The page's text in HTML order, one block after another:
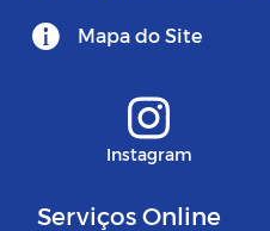
Mapa do Site
Instagram
Serviços Online